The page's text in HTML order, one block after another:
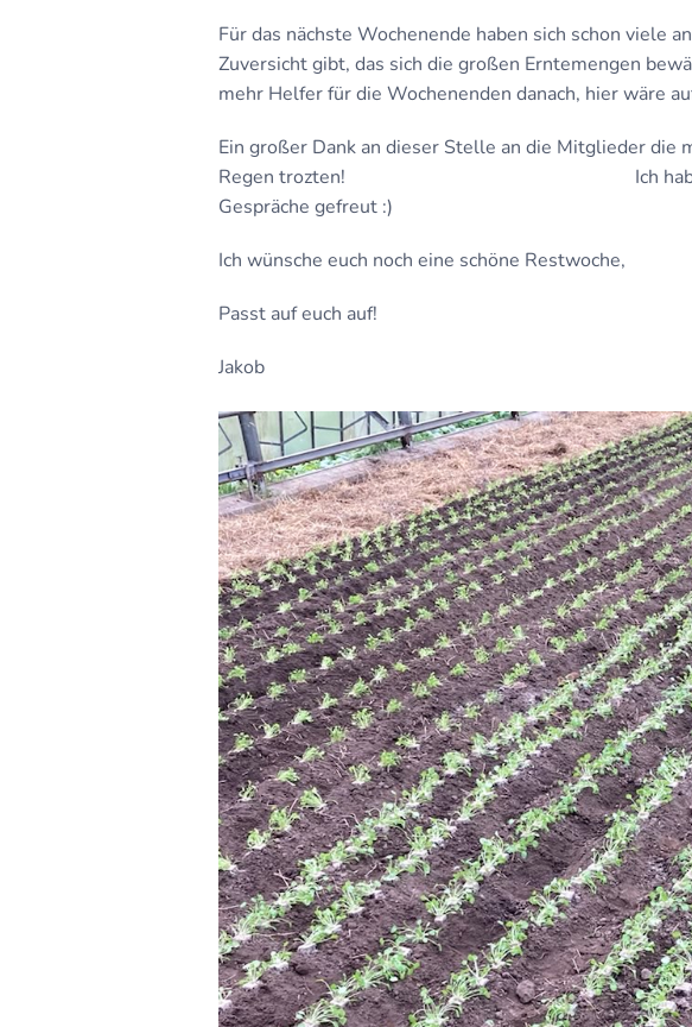
Für das nächste Wochenende haben sich schon viele
Zuversicht gibt, das sich die großen Erntemengen
mehr Helfer für die Wochenenden danach, hier wäre
Ein großer Dank an dieser Stelle an die Mitglieder die
Regen trozten! Ich hab mich sehr
Gespräche gefreut :)
Ich wünsche euch noch eine schöne Restwoche,
Passt auf euch auf!
Jakob